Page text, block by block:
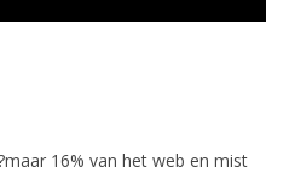
16% van het web en mist